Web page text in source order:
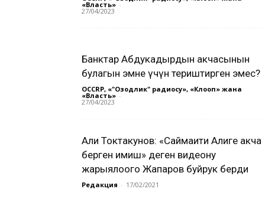
«Власть» -
27/04/2023
Банктар Абдукадырдын акчасынын
булагын эмне үчүн териштирген эмес?
OCCRP, «"Озодлик" радиосу», «Клооп» жана
«Власть» -
27/04/2023
Али Токтакунов: «Саймаити Алиге акча
берген имиш» деген видеону
жарыялоого Жапаров буйрук берди
Редакция - 17/02/2021